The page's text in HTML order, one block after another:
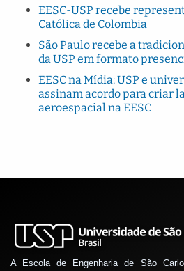
EESC-USP recebe
Católica de Colombia
São Paulo recebe a
da USP em formato
EESC na Mídia: USP e
assinam acordo para criar
aeroespacial na EESC
A Escola de Engenharia de São